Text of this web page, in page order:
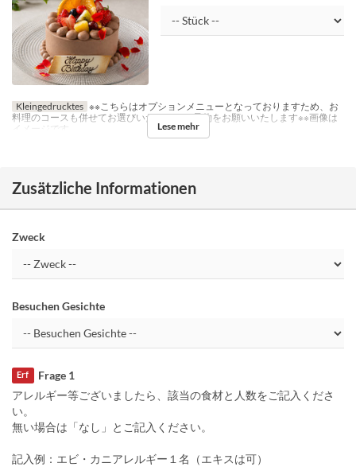
Kleingedrucktes ※※こちらはオプションメニューとなっておりますため、お
料理のコースも併せてお選びいただき、ご予約をお願いいたします※※画像は
イメージです
Lese mehr
Zusätzliche Informationen
Zweck
Besuchen Gesichte
Frage 1
Erf
アレルギー等ございましたら、該当の食材と人数をご記入くださ
い。
無い場合は「なし」とご記入ください。
記入例：エビ・カニアレルギー１名（エキスは可）